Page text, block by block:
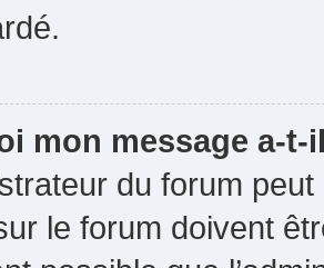
mon message a-t-
du forum
le forum doivent